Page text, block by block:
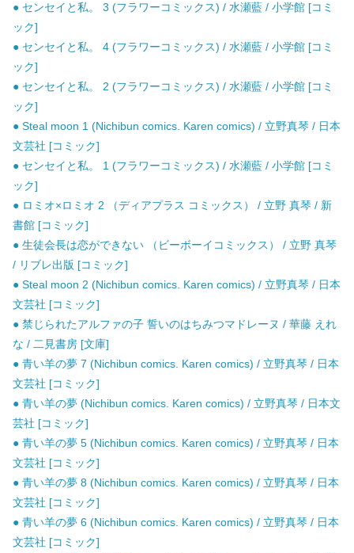
● センセイと私。 3 (フラワーコミックス) / 水瀬藍 / 小学館 [コミ
ック]
● センセイと私。 4 (フラワーコミックス) / 水瀬藍 / 小学館 [コミ
ック]
● センセイと私。 2 (フラワーコミックス) / 水瀬藍 / 小学館 [コミ
ック]
● Steal moon 1 (Nichibun comics. Karen comics) / 立野真琴 / 日本
文芸社 [コミック]
● センセイと私。 1 (フラワーコミックス) / 水瀬藍 / 小学館 [コミ
ック]
● ロミオ×ロミオ 2 （ディアプラス コミックス） / 立野 真琴 / 新
書館 [コミック]
● 生徒会長は恋ができない （ビーボーイコミックス） / 立野 真琴
/ リブレ出版 [コミック]
● Steal moon 2 (Nichibun comics. Karen comics) / 立野真琴 / 日本
文芸社 [コミック]
● 禁じられたアルファの子 誓いのはちみつマドレーヌ / 華藤 えれ
な / 二見書房 [文庫]
● 青い羊の夢 7 (Nichibun comics. Karen comics) / 立野真琴 / 日本
文芸社 [コミック]
● 青い羊の夢 (Nichibun comics. Karen comics) / 立野真琴 / 日本文
芸社 [コミック]
● 青い羊の夢 5 (Nichibun comics. Karen comics) / 立野真琴 / 日本
文芸社 [コミック]
● 青い羊の夢 8 (Nichibun comics. Karen comics) / 立野真琴 / 日本
文芸社 [コミック]
● 青い羊の夢 6 (Nichibun comics. Karen comics) / 立野真琴 / 日本
文芸社 [コミック]